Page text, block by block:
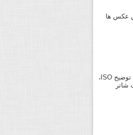
درک نوردهی – همراه با توضیح ISO،
شاتر